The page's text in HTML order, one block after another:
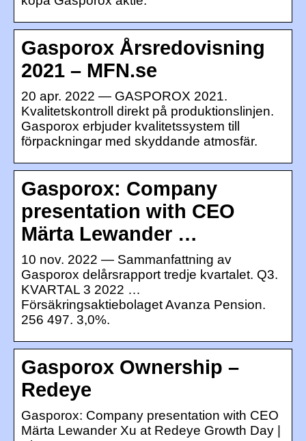
Gasporox Årsredovisning
2021 – MFN.se
20 apr. 2022 — GASPOROX 2021.
Kvalitetskontroll direkt på produktionslinjen.
Gasporox erbjuder kvalitetssystem till
förpackningar med skyddande atmosfär.
Gasporox: Company
presentation with CEO
Märta Lewander …
10 nov. 2022 — Sammanfattning av
Gasporox delårsrapport tredje kvartalet. Q3.
KVARTAL 3 2022 …
Försäkringsaktiebolaget Avanza Pension.
256 497. 3,0%.
Gasporox Ownership –
Redeye
Gasporox: Company presentation with CEO
Märta Lewander Xu at Redeye Growth Day |